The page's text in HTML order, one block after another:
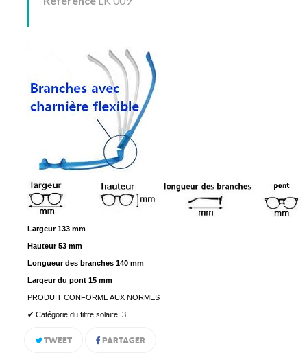
Largeur 133 mm
Hauteur 53 mm
Longueur des branches 140 mm
Largeur du pont 15 mm
PRODUIT CONFORME AUX NORMES
✔ Catégorie du filtre solaire: 3
TWEET PARTAGER